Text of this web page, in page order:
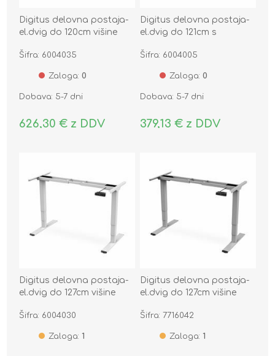
Digitus delovna postaja-
el.dvig do 120cm višine
90453
Šifra: 6004035
Zaloga: 0
Dobava: 5-7 dni
626,30 € z DDV
Digitus delovna postaja-
el.dvig do 121cm s
polnilcem miza bela
Šifra: 6004005
Zaloga: 0
Dobava: 5-7 dni
379,13 € z DDV
Digitus delovna postaja-
el.dvig do 127cm višine
Šifra: 6004030
Zaloga: 1
Digitus delovna postaja-
el.dvig do 127cm višine
Šifra: 7716042
Zaloga: 1